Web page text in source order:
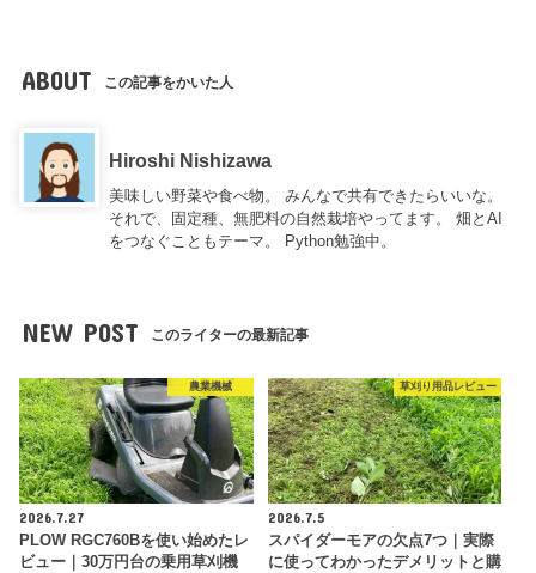
ABOUT この記事をかいた人
Hiroshi Nishizawa
美味しい野菜や食べ物。 みんなで共有できたらいいな。
それで、固定種、無肥料の自然栽培やってます。 畑とAI
をつなぐこともテーマ。 Python勉強中。
NEW POST このライターの最新記事
農業機械
2026.7.27
PLOW RGC760Bを使い始めたレ
ビュー｜30万円台の乗用草刈機
草刈り用品レビュー
2026.7.5
スパイダーモアの欠点7つ｜実際
に使ってわかったデメリットと購